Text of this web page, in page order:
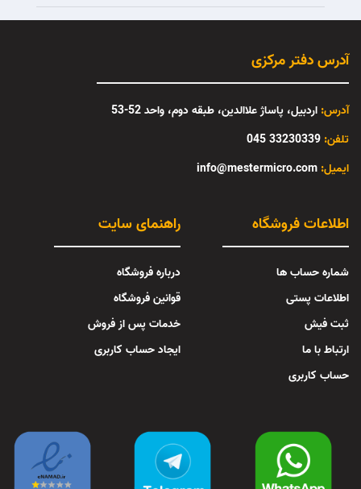
آدرس دفتر مرکزی
آدرس: اردبیل، پاساژ علاالدین، طبقه دوم، واحد 52-53
تلفن: 33230339 045
info@mestermicro.com :ایمیل
راهنمای سایت
درباره فروشگاه
قوانین فروشگاه
خدمات پس از فروش
ایجاد حساب کاربری
اطلاعات فروشگاه
شماره حساب ها
اطلاعات پستی
ثبت فیش
ارتباط با ما
حساب کاربری